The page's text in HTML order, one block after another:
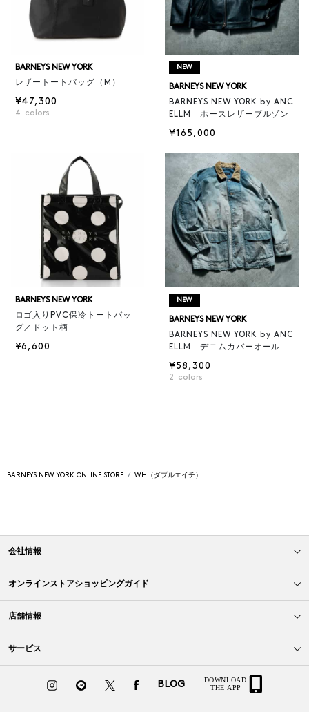
BARNEYS NEW YORK
レザートートバッグ（M）
¥47,300
4 colors
NEW
BARNEYS NEW YORK
BARNEYS NEW YORK by ANC
ELLM ホースレザーブルゾン
¥165,000
BARNEYS NEW YORK
ロゴ入りPVC保冷トートバッ
グ／ドット柄
¥6,600
NEW
BARNEYS NEW YORK
BARNEYS NEW YORK by ANC
ELLM デニムカバーオール
¥58,300
2 colors
BARNEYS NEW YORK ONLINE STORE WH（ダブルエイチ）
会社情報
オンラインストアショッピングガイド
店舗情報
サービス
BLOG